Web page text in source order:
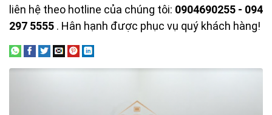
liên hệ theo hotline của chúng tôi: 0904690255 - 094
297 5555 . Hân hạnh được phục vụ quý khách hàng!